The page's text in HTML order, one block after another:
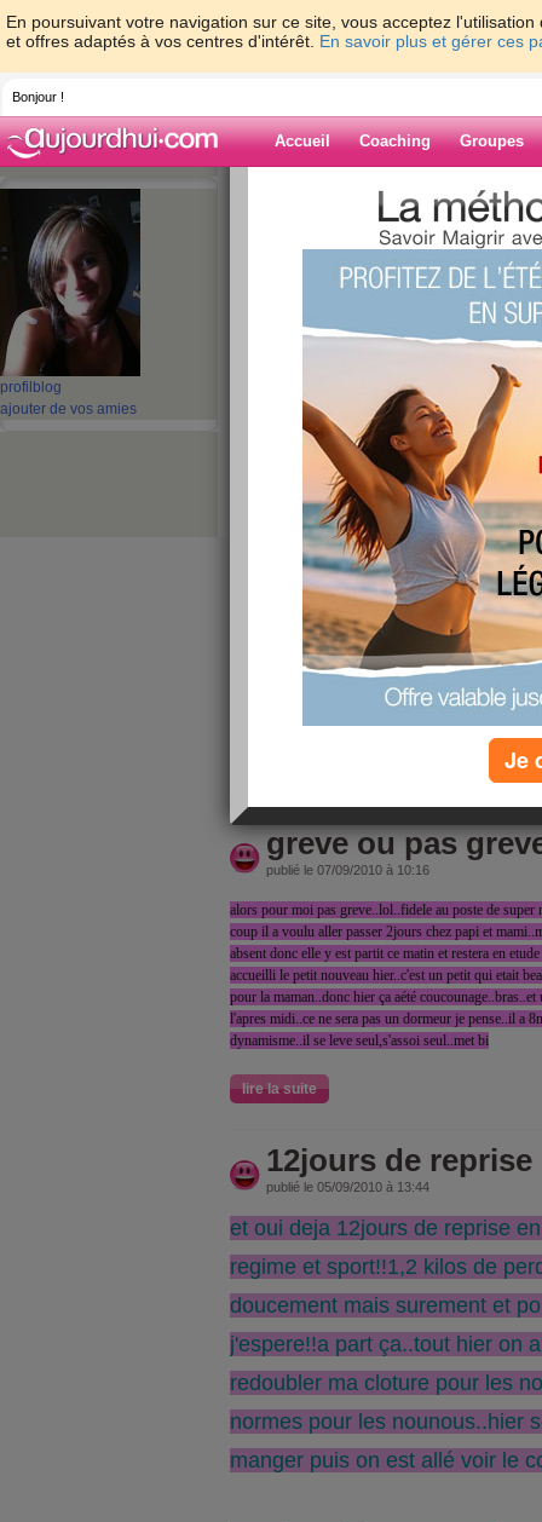
En poursuivant votre navigation sur ce site, vous acceptez
et offres adaptés à vos centres d'intérêt. En savoir plus et gérer ces
Bonjour !
Accueil Coaching Groupes
profil blog
ajouter de vos amies
>
Blog de tiro
21 - 30 31 - 40 41 - 50 51 -
‹ Préc. 11 12 13 14 15
nounou a +que
temps..lol..pleins
publié le 08/09/2010 à 09:33
toujours du travail aujourdhui,la petite et le petit
reviens lundi..dès cette semaine tout un planing et
cette année et mon fils encore en primaire..pas les
homme la prend le matin..moi je la recupere le soir
comme aujourdhui c'est a midi..et dès la semaine
adaptation a l'ecole 2matiné par semaine..le mardi et
11h30..ça demande donc un peu d'org
greve ou pas
publié le 07/09/2010 à 10:16
alors pour moi pas greve..lol..fidele au poste de
coup il a voulu aller passer 2jours chez papi et
absent donc elle y est partit ce matin et restera en
accueilli le petit nouveau hier..c'est un petit qui etait
pour la maman..donc hier ça aété
l'apres midi..ce ne sera pas un dormeur je pense..il a
dynamisme..il se leve seul,s'assoi seul..met bi
lire la suite
12jours de reprise
publié le 05/09/2010 à 13:44
et oui deja 12jours de reprise
regime et sport!!1,2 kilos de
doucement mais surement et
j'espere!!a part ça..tout hier on
redoubler ma cloture pour les
normes pour les nounous..hier
manger puis on est allé voir le
Je